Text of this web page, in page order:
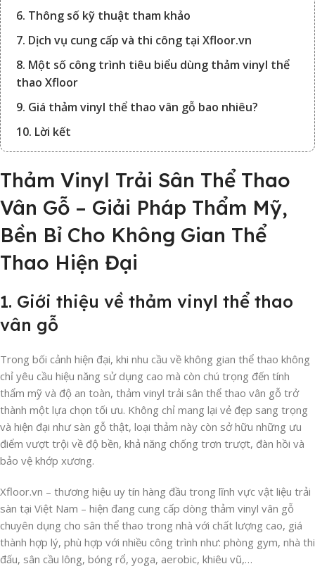
6. Thông số kỹ thuật tham khảo
7. Dịch vụ cung cấp và thi công tại Xfloor.vn
8. Một số công trình tiêu biểu dùng thảm vinyl thể
thao Xfloor
9. Giá thảm vinyl thể thao vân gỗ bao nhiêu?
10. Lời kết
Thảm Vinyl Trải Sân Thể Thao
Vân Gỗ – Giải Pháp Thẩm Mỹ,
Bền Bỉ Cho Không Gian Thể
Thao Hiện Đại
1. Giới thiệu về thảm vinyl thể thao
vân gỗ
Trong bối cảnh hiện đại, khi nhu cầu về không gian thể thao không
chỉ yêu cầu hiệu năng sử dụng cao mà còn chú trọng đến tính
thẩm mỹ và độ an toàn, thảm vinyl trải sân thể thao vân gỗ trở
thành một lựa chọn tối ưu. Không chỉ mang lại vẻ đẹp sang trọng
và hiện đại như sàn gỗ thật, loại thảm này còn sở hữu những ưu
điểm vượt trội về độ bền, khả năng chống trơn trượt, đàn hồi và
bảo vệ khớp xương.
Xfloor.vn – thương hiệu uy tín hàng đầu trong lĩnh vực vật liệu trải
sàn tại Việt Nam – hiện đang cung cấp dòng thảm vinyl vân gỗ
chuyên dụng cho sân thể thao trong nhà với chất lượng cao, giá
thành hợp lý, phù hợp với nhiều công trình như: phòng gym, nhà thi
đấu, sân cầu lông, bóng rổ, yoga, aerobic, khiêu vũ,…